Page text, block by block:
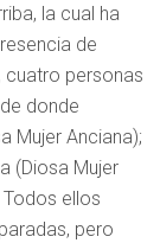
la cual ha
de
cuatro personas
donde
Mujer Anciana);
(Diosa Mujer
ellos
pero